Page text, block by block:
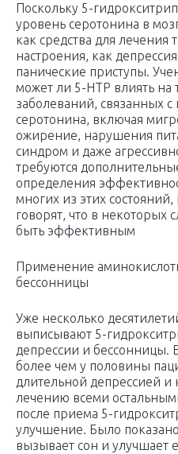
Поскольку 5-
уровень серотонина в
как средства для лечения
настроения, как
панические приступы.
может ли 5-HTP влиять на
заболеваний, связанных
серотонина, включая
ожирение, нарушения
синдром и даже
требуются
определения
многих из этих
говорят, что в некоторых
быть эффективным
Применение
бессонницы
Уже несколько
выписывают 5-
депрессии и бессонницы.
более чем у половины
длительной депрессией и
лечению всеми
после приема 5-
улучшение. Было
вызывает сон и улучшает